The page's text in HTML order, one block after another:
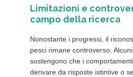
Limitazioni e
campo della ricerca
Nonostante i progressi, il
pesci rimane controverso.
sostengono che i
derivare da risposte istintive o